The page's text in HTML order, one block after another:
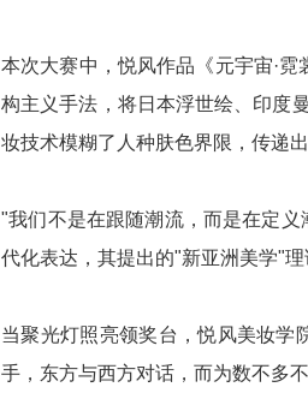
本次大赛中，悦风作品《元宇宙·
构主义手法，将日本浮世绘、印度
妆技术模糊了人种肤色界限，传递
"我们不是在跟随潮流，而是在定
代化表达，其提出的"新亚洲美学"理
当聚光灯照亮领奖台，悦风美妆学
手，东方与西方对话，而为数不多